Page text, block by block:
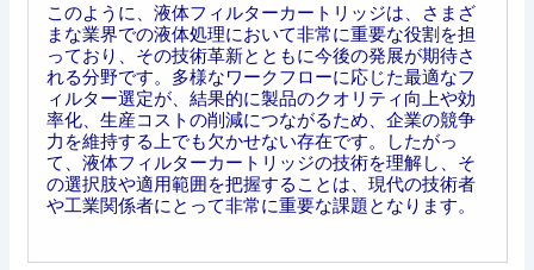
このように、液体フィルターカートリッジは、さまざ
まな業界での液体処理において非常に重要な役割を担
っており、その技術革新とともに今後の発展が期待さ
れる分野です。多様なワークフローに応じた最適なフ
ィルター選定が、結果的に製品のクオリティ向上や効
率化、生産コストの削減につながるため、企業の競争
力を維持する上でも欠かせない存在です。したがっ
て、液体フィルターカートリッジの技術を理解し、そ
の選択肢や適用範囲を把握することは、現代の技術者
や工業関係者にとって非常に重要な課題となります。